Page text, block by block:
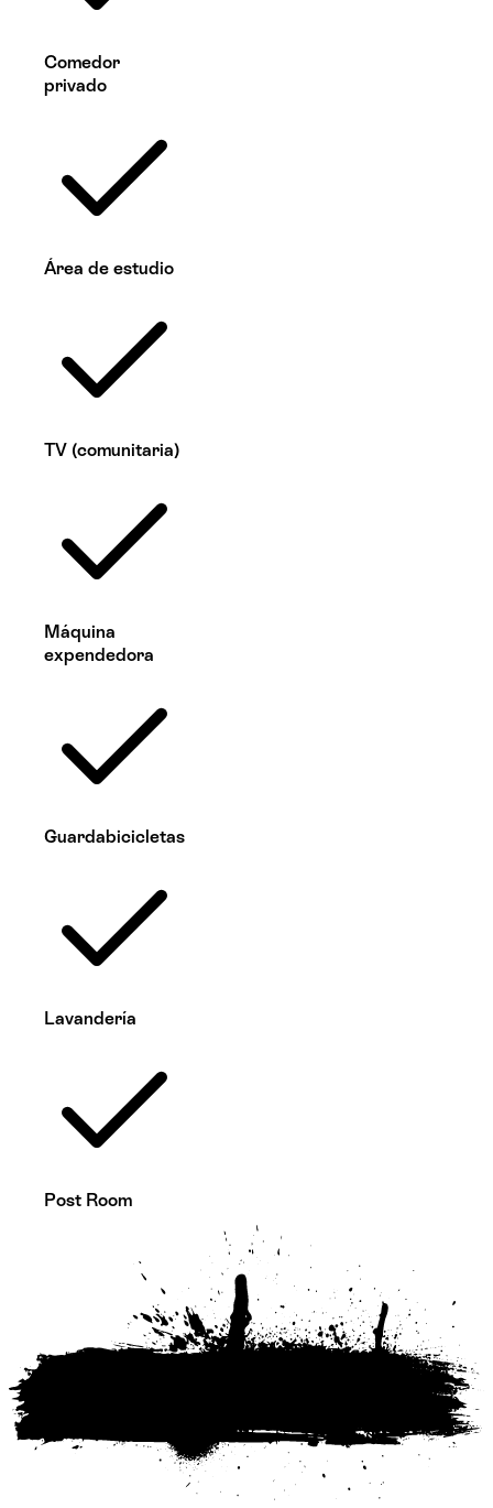
Comedor
privado
Área de estudio
TV (comunitaria)
Máquina
expendedora
Guardabicicletas
Lavandería
Post Room